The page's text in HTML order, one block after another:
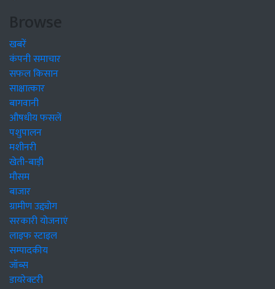
Browse
खबरें
कंपनी समाचार
सफल किसान
साक्षात्कार
बागवानी
औषधीय फसलें
पशुपालन
मशीनरी
खेती-बाड़ी
मौसम
बाजार
ग्रामीण उद्द्योग
सरकारी योजनाएं
लाइफ स्टाइल
सम्पादकीय
जॉब्स
डायरेक्टरी